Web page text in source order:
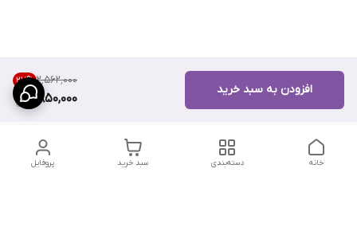
۲٬۵۶۲٬۰۰۰ 27%
1,850,000
افزودن به سبد خرید
پروفایل سبد خرید دسته‌بندی خانه